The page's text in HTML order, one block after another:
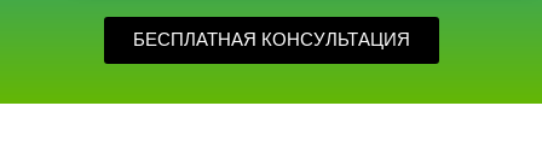
БЕСПЛАТНАЯ КОНСУЛЬТАЦИЯ